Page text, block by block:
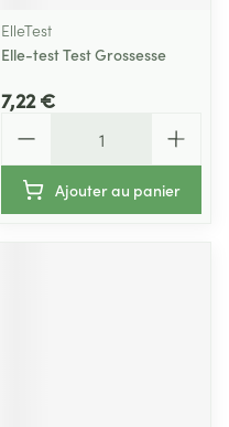
ElleTest
Elle-test Test Grossesse
7,22 €
Ajouter au panier